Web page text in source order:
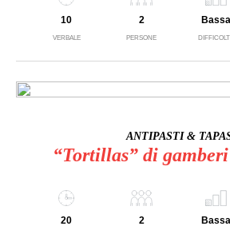
10
VERBALE
2
PERSONE
Bassa
ANTIPASTI &
“Tortillas” di
20 2 Bassa